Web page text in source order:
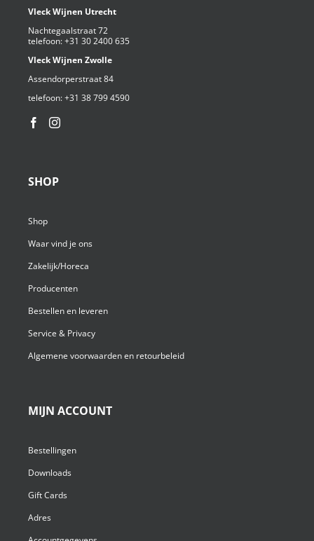
Vleck Wijnen Utrecht
Nachtegaalstraat 72
telefoon:+31 30 2400 635
Vleck Wijnen Zwolle
Assendorperstraat 84
telefoon:+31 38 799 4590⁩
SHOP
Shop
Waar vind je ons
Zakelijk/Horeca
Producenten
Bestellen en leveren
Service & Privacy
Algemene voorwaarden en retourbeleid
MIJN ACCOUNT
Bestellingen
Downloads
Gift Cards
Adres